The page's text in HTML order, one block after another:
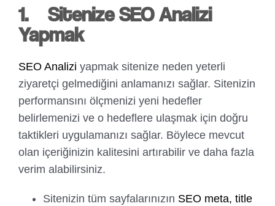
1. Sitenize SEO Analizi
Yapmak
SEO Analizi yapmak sitenize neden yeterli
ziyaretçi gelmediğini anlamanızı sağlar. Sitenizin
performansını ölçmenizi yeni hedefler
belirlemenizi ve o hedeflere ulaşmak için doğru
taktikleri uygulamanızı sağlar. Böylece mevcut
olan içeriğinizin kalitesini artırabilir ve daha fazla
verim alabilirsiniz.
Sitenizin tüm sayfalarınızın SEO meta, title